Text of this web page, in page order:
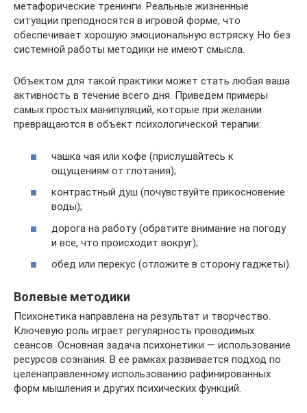
метафорические тренинги. Реальные жизненные
ситуации преподносятся в игровой форме, что
обеспечивает хорошую эмоциональную встряску. Но без
системной работы методики не имеют смысла.
Объектом для такой практики может стать любая ваша
активность в течение всего дня. Приведем примеры
самых простых манипуляций, которые при желании
превращаются в объект психологической терапии:
чашка чая или кофе (прислушайтесь к
ощущениям от глотания);
контрастный душ (почувствуйте прикосновение
воды);
дорога на работу (обратите внимание на погоду
и все, что происходит вокруг);
обед или перекус (отложите в сторону гаджеты).
Волевые методики
Психонетика направлена на результат и творчество.
Ключевую роль играет регулярность проводимых
сеансов. Основная задача психонетики — использование
ресурсов сознания. В ее рамках развивается подход по
целенаправленному использованию рафинированных
форм мышления и других психических функций.